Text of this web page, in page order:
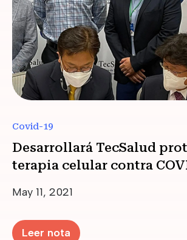
Covid-19
Desarrollará TecSalud
terapia celular contra
Date
May 11, 2021
Leer nota